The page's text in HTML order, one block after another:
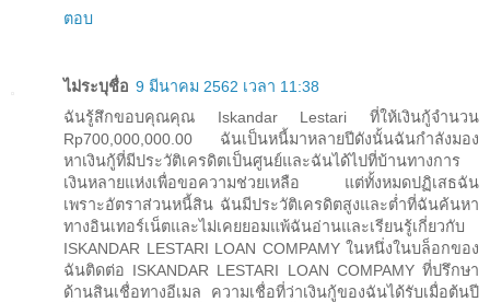
ตอบ
ไม่ระบุชื่อ 9 มีนาคม 2562 เวลา 11:38
ฉันรู้สึกขอบคุณคุณ Iskandar Lestari ที่ให้เงินกู้จำนวน
Rp700,000,000.00 ฉันเป็นหนี้มาหลายปีดังนั้นฉันกำลังมอง
หาเงินกู้ที่มีประวัติเครดิตเป็นศูนย์และฉันได้ไปที่บ้านทางการ
เงินหลายแห่งเพื่อขอความช่วยเหลือ แต่ทั้งหมดปฏิเสธฉัน
เพราะอัตราส่วนหนี้สิน ฉันมีประวัติเครดิตสูงและต่ำที่ฉันค้นหา
ทางอินเทอร์เน็ตและไม่เคยยอมแพ้ฉันอ่านและเรียนรู้เกี่ยวกับ
ISKANDAR LESTARI LOAN COMPAMY ในหนึ่งในบล็อกของ
ฉันติดต่อ ISKANDAR LESTARI LOAN COMPAMY ที่ปรึกษา
ด้านสินเชื่อทางอีเมล ความเชื่อที่ว่าเงินกู้ของฉันได้รับเมื่อต้นปี